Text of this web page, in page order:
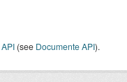
API (see Documente API).